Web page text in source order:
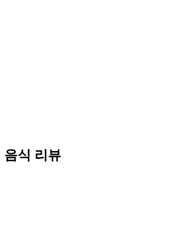
음식 리뷰